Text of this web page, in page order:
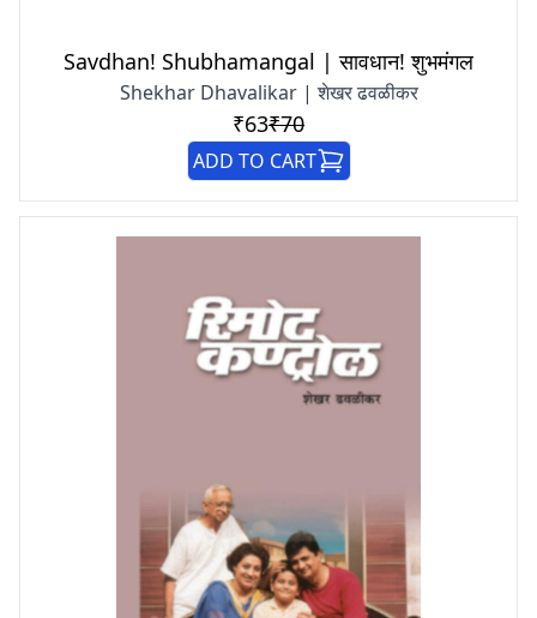
Savdhan! Shubhamangal | सावधान! शुभमंगल
Shekhar Dhavalikar | शेखर ढवळीकर
₹63₹70
ADD TO CART